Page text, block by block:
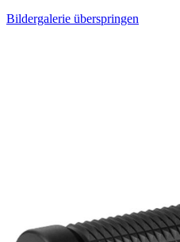
Bildergalerie überspringen